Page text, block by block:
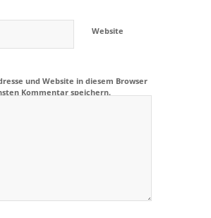
Website
und Website in diesem Browser
Kommentar speichern.